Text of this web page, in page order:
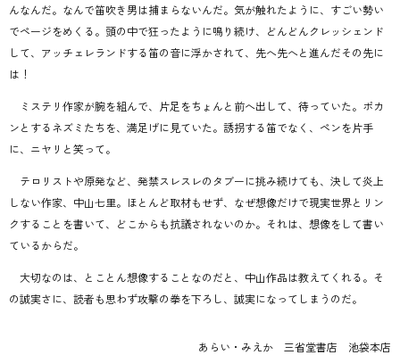
んなんだ。なんで笛吹き男は捕まらないんだ。気が触れたように、すごい勢い
でページをめくる。頭の中で狂ったように鳴り続け、どんどんクレッシェンド
して、アッチェレランドする笛の音に浮かされて、先へ先へと進んだその先に
は！
ミステリ作家が腕を組んで、片足をちょんと前へ出して、待っていた。ポカ
ンとするネズミたちを、満足げに見ていた。誘拐する笛でなく、ペンを片手
に、ニヤリと笑って。
テロリストや原発など、発禁スレスレのタブーに挑み続けても、決して炎上
しない作家、中山七里。ほとんど取材もせず、なぜ想像だけで現実世界とリン
クすることを書いて、どこからも抗議されないのか。それは、想像をして書い
ているからだ。
大切なのは、とことん想像することなのだと、中山作品は教えてくれる。そ
の誠実さに、読者も思わず攻撃の拳を下ろし、誠実になってしまうのだ。
あらい・みえか 三省堂書店 池袋本店